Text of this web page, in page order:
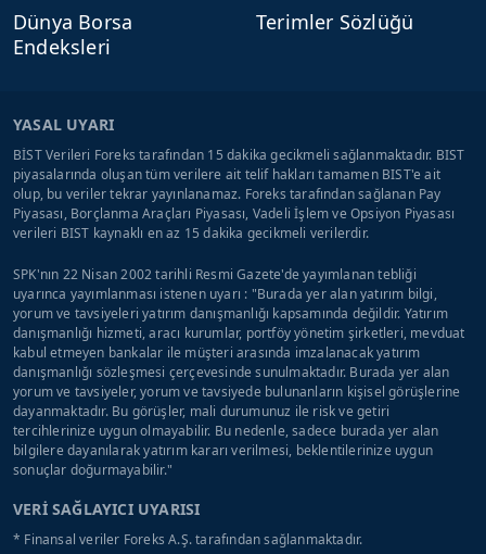
Dünya Borsa
Endeksleri
Terimler Sözlüğü
YASAL UYARI
BİST Verileri Foreks tarafından 15 dakika gecikmeli sağlanmaktadır. BIST
piyasalarında oluşan tüm verilere ait telif hakları tamamen BIST'e ait
olup, bu veriler tekrar yayınlanamaz. Foreks tarafından sağlanan Pay
Piyasası, Borçlanma Araçları Piyasası, Vadeli İşlem ve Opsiyon Piyasası
verileri BIST kaynaklı en az 15 dakika gecikmeli verilerdir.
SPK'nın 22 Nisan 2002 tarihli Resmi Gazete'de yayımlanan tebliği
uyarınca yayımlanması istenen uyarı : "Burada yer alan yatırım bilgi,
yorum ve tavsiyeleri yatırım danışmanlığı kapsamında değildir. Yatırım
danışmanlığı hizmeti, aracı kurumlar, portföy yönetim şirketleri, mevduat
kabul etmeyen bankalar ile müşteri arasında imzalanacak yatırım
danışmanlığı sözleşmesi çerçevesinde sunulmaktadır. Burada yer alan
yorum ve tavsiyeler, yorum ve tavsiyede bulunanların kişisel görüşlerine
dayanmaktadır. Bu görüşler, mali durumunuz ile risk ve getiri
tercihlerinize uygun olmayabilir. Bu nedenle, sadece burada yer alan
bilgilere dayanılarak yatırım kararı verilmesi, beklentilerinize uygun
sonuçlar doğurmayabilir."
VERİ SAĞLAYICI UYARISI
* Finansal veriler Foreks A.Ş. tarafından sağlanmaktadır.